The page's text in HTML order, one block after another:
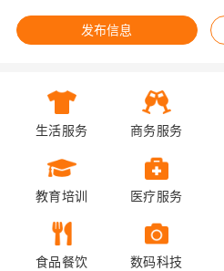
发布信息
生活服务 商务服务
教育培训 医疗服务
食品餐饮 数码科技